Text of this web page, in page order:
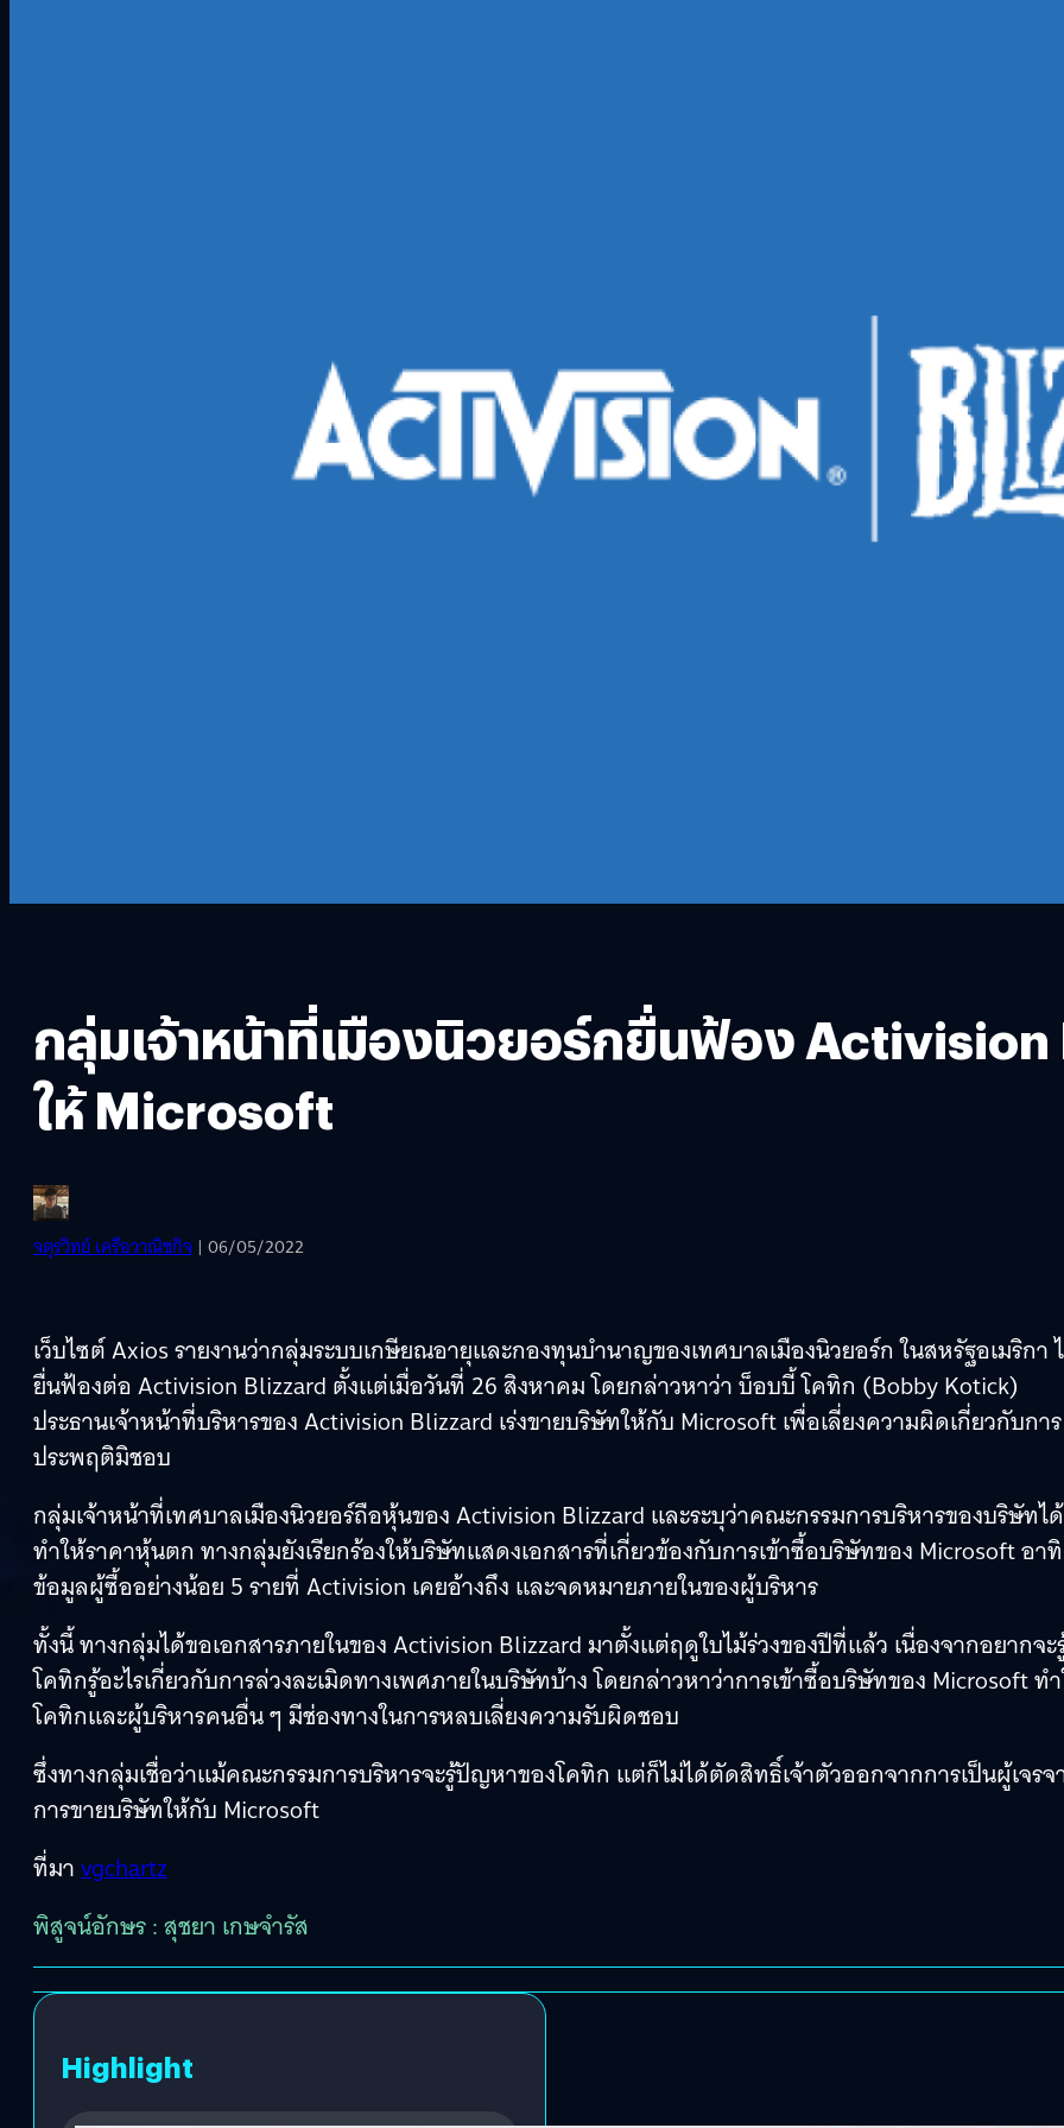
กลุ่มเจ้าหน้าที่เมืองนิวยอร์กยื่นฟ้อง
ให้ Microsoft
จตุรวิทย์ เครือวาณิชกิจ | 06/05/2022
เว็บไซต์ Axios รายงานว่ากลุ่มระบบเกษียณอายุและกองทุนบำนาญของเทศบาลเมืองนิวยอร์ก ในสหรัฐอเมริกา
ยื่นฟ้องต่อ Activision Blizzard ตั้งแต่เมื่อวันที่ 26 สิงหาคม โดยกล่าวหาว่า บ็อบบี้ โคทิก (Bobby Kotick)
ประธานเจ้าหน้าที่บริหารของ Activision Blizzard เร่งขายบริษัทให้กับ Microsoft เพื่อเลี่ยงความผิดเกี่ยวกับการ
ประพฤติมิชอบ
กลุ่มเจ้าหน้าที่เทศบาลเมืองนิวยอร์ถือหุ้นของ Activision Blizzard และระบุว่าคณะกรรมการบริหารของบริษัทได้
ทำให้ราคาหุ้นตก ทางกลุ่มยังเรียกร้องให้บริษัทแสดงเอกสารที่เกี่ยวข้องกับการเข้าซื้อบริษัทของ Microsoft อาทิ
ข้อมูลผู้ซื้ออย่างน้อย 5 รายที่ Activision เคยอ้างถึง และจดหมายภายในของผู้บริหาร
ทั้งนี้ ทางกลุ่มได้ขอเอกสารภายในของ Activision Blizzard มาตั้งแต่ฤดูใบไม้ร่วงของปีที่แล้ว เนื่องจากอยากจะ
โคทิกรู้อะไรเกี่ยวกับการล่วงละเมิดทางเพศภายในบริษัทบ้าง โดยกล่าวหาว่าการเข้าซื้อบริษัทของ Microsoft ท
โคทิกและผู้บริหารคนอื่น ๆ มีช่องทางในการหลบเลี่ยงความรับผิดชอบ
ซึ่งทางกลุ่มเชื่อว่าแม้คณะกรรมการบริหารจะรู้ปัญหาของโคทิก แต่ก็ไม่ได้ตัดสิทธิ์เจ้าตัวออกจากการเป็นผู้เจรจ
การขายบริษัทให้กับ Microsoft
ที่มาvgchartz
พิสูจน์อักษร : สุชยา เกษจำรัส
Highlight